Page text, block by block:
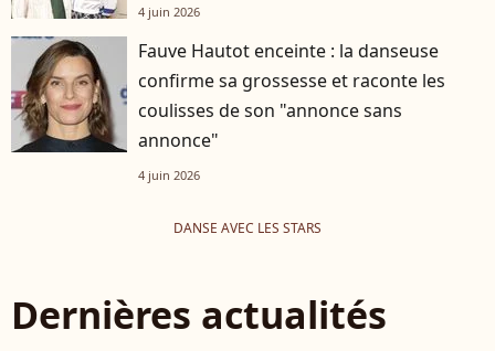
4 juin 2026
Fauve Hautot enceinte : la danseuse
confirme sa grossesse et raconte les
coulisses de son "annonce sans
annonce"
4 juin 2026
DANSE AVEC LES STARS
Dernières actualités